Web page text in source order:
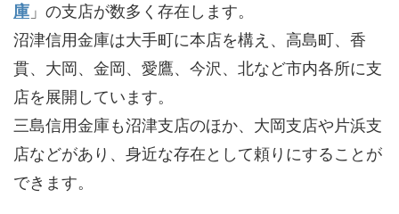
庫 」の支店が数多く存在します。
沼津信用金庫は大手町に本店を構え、高島町、香
貫、大岡、金岡、愛鷹、今沢、北など市内各所に支
店を展開しています。
三島信用金庫も沼津支店のほか、大岡支店や片浜支
店などがあり、身近な存在として頼りにすることが
できます。